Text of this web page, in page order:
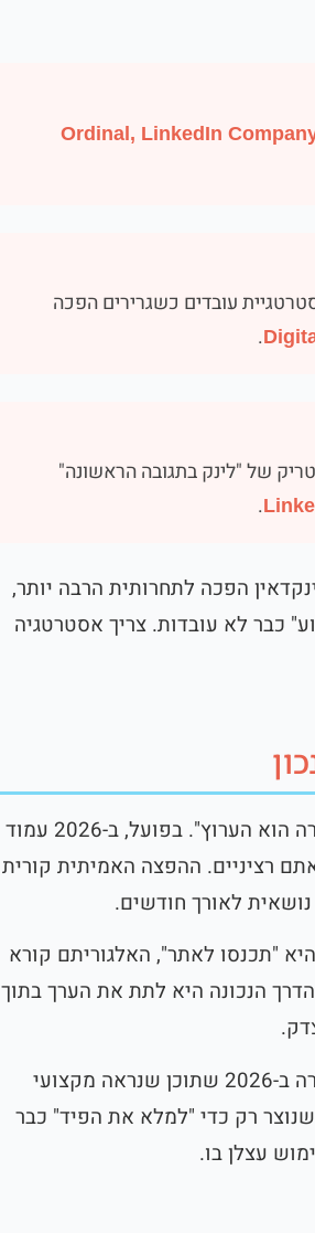
Ordinal, LinkedIn
חברה, ולכן אסטרטגיית עובדים כשגרירים הפכה
.
הכיתוב מאבד כ-60% חשיפה, וגם הטריק של "לינק בתגובה הראשונה"
.
הפכה לתחרותית הרבה יותר,
כבר לא עובדות. צריך אסטרטגיה
הטעות הנפוצה ביותר שאנחנו פוגשים היא חשיבה של "עמוד החברה הוא הערוץ". בפועל, ב-2026 עמוד
רציניים. ההפצה האמיתית קורית
לאורך חודשים.
"תכנסו לאתר", האלגוריתם קורא
הנכונה היא לתת את הערך בתוך
טעות שלישית, ואולי הכואבת ביותר, היא AI Slop. לינקדאין הצהירה ב-2026 שתוכן שנראה מקצועי
רק כדי "למלא את הפיד" כבר